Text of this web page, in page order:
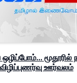
மூதூரில்
ஊர்வலம்